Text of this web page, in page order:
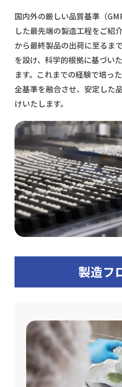
国内外の厳しい品質基準（
した最先端の製造工程をご紹
から最終製品の出荷に至るま
を設け、科学的根拠に基づい
ます。これまでの経験で培っ
全基準を融合させ、安定した
けいたします。
製造フ